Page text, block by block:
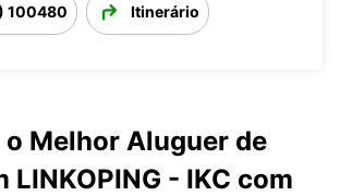
100480 Itinerário
o Melhor Aluguer de
LINKOPING - IKC com